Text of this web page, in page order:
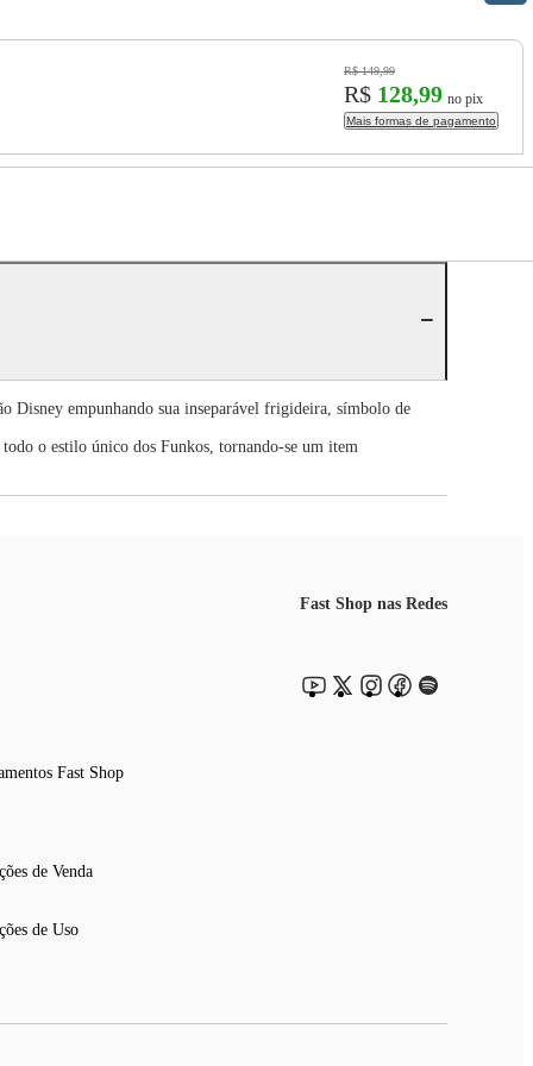
R$ 149,99
R$ 128,99 no pix
Mais formas de pagamento
Disney empunhando sua inseparável frigideira, símbolo de
o estilo único dos Funkos, tornando-se um item
Fast Shop
de Venda
de Uso
Fast Shop nas Redes